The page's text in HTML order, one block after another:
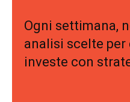
Ogni settimana,
analisi scelte
investe con